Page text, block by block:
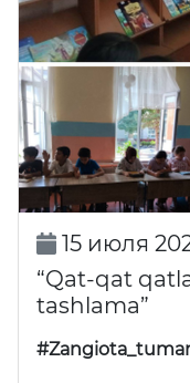
15 июля
“Qat-qat
tashlama”